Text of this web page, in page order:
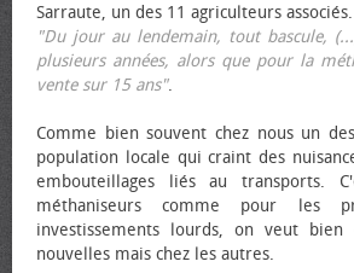
Sarraute, un des 11 agriculteurs associés.
"Du jour au lendemain, tout bascule,
plusieurs années, alors que pour la
vente sur 15 ans".
Comme bien souvent chez nous un
population locale qui craint des
embouteillages liés au transports.
méthaniseurs comme pour les
investissements lourds, on veut bien
nouvelles mais chez les autres.